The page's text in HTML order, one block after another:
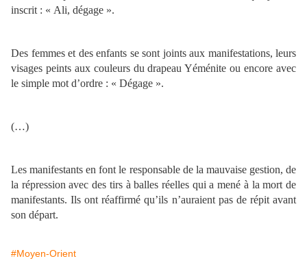
inscrit : « Ali, dégage ».
Des femmes et des enfants se sont joints aux manifestations, leurs
visages peints aux couleurs du drapeau Yéménite ou encore avec
le simple mot d’ordre : « Dégage ».
(…)
Les manifestants en font le responsable de la mauvaise gestion, de
la répression avec des tirs à balles réelles qui a mené à la mort de
manifestants. Ils ont réaffirmé qu’ils n’auraient pas de répit avant
son départ.
#Moyen-Orient